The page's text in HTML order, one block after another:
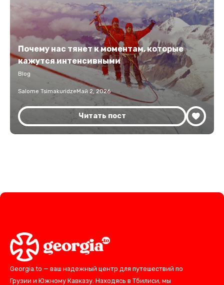
Почему нас тянет к моментам, которые
кажутся интенсивными
Blog
Salome TsimakuridzeМай 2, 2026
Читать пост
Georgia.to — ваш надежный центр для путешествий по
Грузии и Южному Кавказу. Находясь в Тбилиси, мы